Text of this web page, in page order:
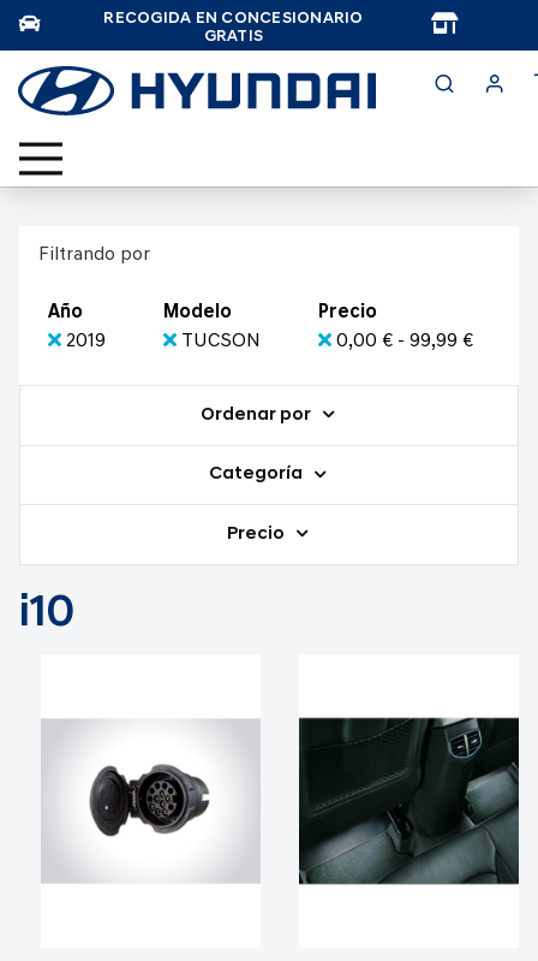
RECOGIDA EN CONCESIONARIO
GRATIS
Filtrando por
Año
2019
Modelo
TUCSON
Precio
0,00 € - 99,99 €
Ordenar por
Categoría
Precio
i10